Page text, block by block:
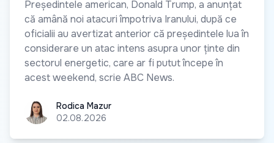
Președintele american, Donald Trump, a anunțat
că amână noi atacuri împotriva Iranului, după ce
oficialii au avertizat anterior că președintele lua în
considerare un atac intens asupra unor ținte din
sectorul energetic, care ar fi putut începe în
acest weekend, scrie ABC News.
Rodica MazurRodica Mazur
02.08.2026